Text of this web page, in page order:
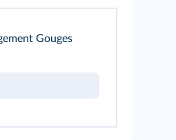
Gouges